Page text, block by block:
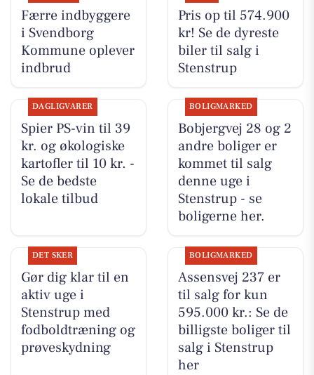
Færre indbyggere
i Svendborg
Kommune oplever
indbrud
Pris op til 574.900
kr! Se de dyreste
biler til salg i
Stenstrup
DAGLIGVARER
Spier PS-vin til 39
kr. og økologiske
kartofler til 10 kr. -
Se de bedste
lokale tilbud
BOLIGMARKED
Bobjergvej 28 og 2
andre boliger er
kommet til salg
denne uge i
Stenstrup - se
boligerne her.
DET SKER
Gør dig klar til en
aktiv uge i
Stenstrup med
fodboldtræning og
prøveskydning
BOLIGMARKED
Assensvej 237 er
til salg for kun
595.000 kr.: Se de
billigste boliger til
salg i Stenstrup
her